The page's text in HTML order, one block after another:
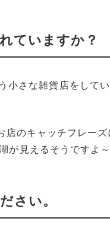
ていますか？
小さな雑貨店をしてい
店のキャッチフレーズ
が見えるそうですよ～
さい。